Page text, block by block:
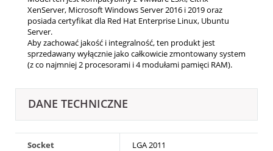
XenServer, Microsoft Windows Server 2016 i 2019 oraz
posiada certyfikat dla Red Hat Enterprise Linux, Ubuntu
Server.
Aby zachować jakość i integralność, ten produkt jest
sprzedawany wyłącznie jako całkowicie zmontowany system
(z co najmniej 2 procesorami i 4 modułami pamięci RAM).
DANE TECHNICZNE
Socket LGA 2011